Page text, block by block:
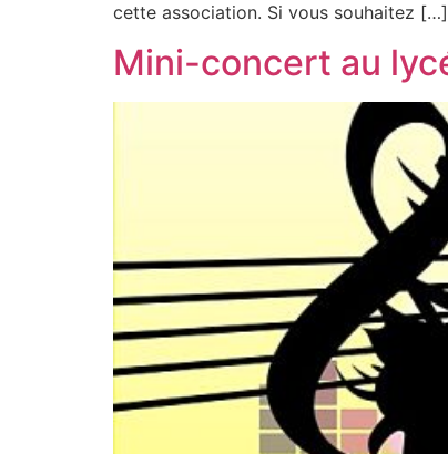
cette association. Si vous souhaitez […]
Mini-concert au